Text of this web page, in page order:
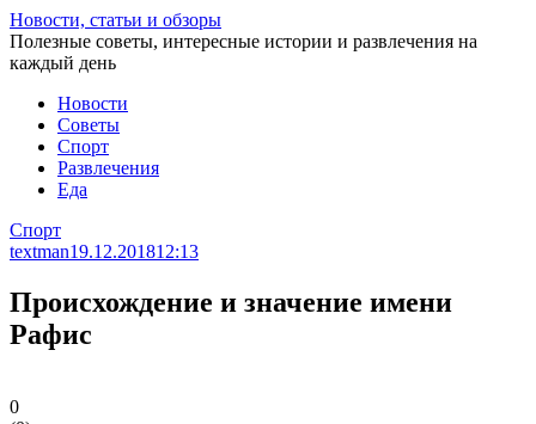
Перейти
к
статье
Новости, статьи и обзоры
Полезные советы, интересные истории и развлечения на
каждый день
Новости
Советы
Спорт
Развлечения
Еда
Спорт
textman19.12.201812:13
Происхождение и значение имени
Рафис
0